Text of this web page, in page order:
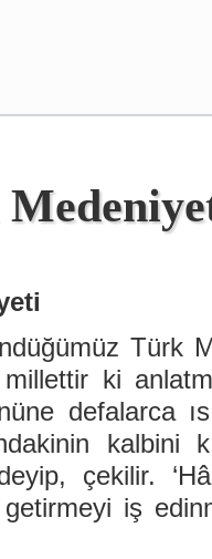
Türk
ki
defalarca
kalbini
çekilir.
getirmeyi iş